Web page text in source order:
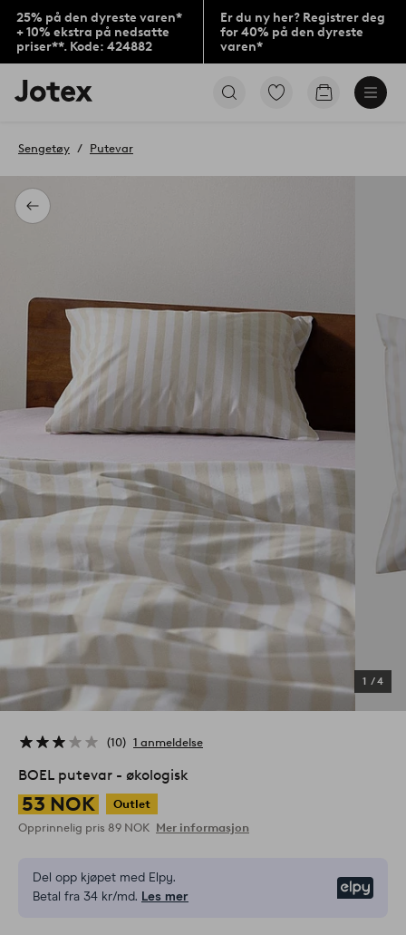
25% på den dyreste varen*
+ 10% ekstra på nedsatte
priser**. Kode: 424882
Er du ny her? Registrer deg
for 40% på den dyreste
varen*
Jotex’
logo
til
Gå
Gå
Tilbake
Sengetøy Putevar
1 /4
10 1 anmeldelse
BOEL putevar - økologisk
53 NOK
Outlet
Opprinnelig pris 89 NOK Mer informasjon
Del opp kjøpet med Elpy.
Betal fra 34 kr/md. Les mer